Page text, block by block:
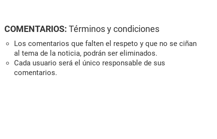
COMENTARIOS: Términos y condiciones
Los comentarios que falten el respeto y que no se ciñan
al tema de la noticia, podrán ser eliminados.
Cada usuario será el único responsable de sus
comentarios.